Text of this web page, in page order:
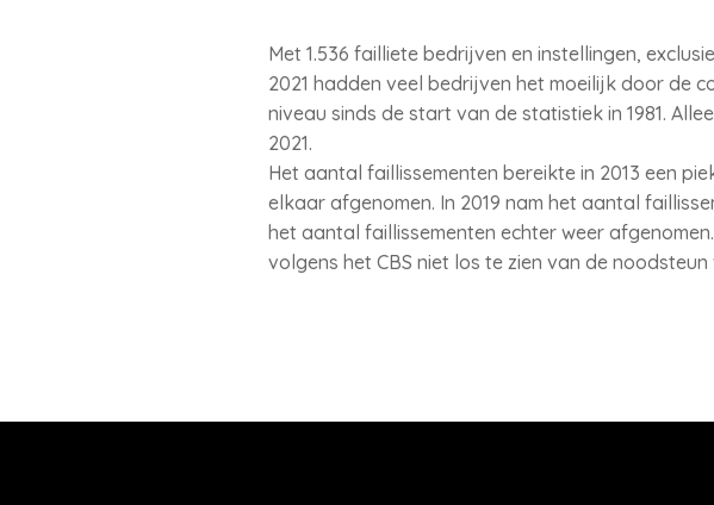
Met 1.536 failliete bedrijven en instellingen,
2021 hadden veel bedrijven het moeilijk door de
niveau sinds de start van de statistiek in 1981.
2021.
Het aantal faillissementen bereikte in 2013 een
elkaar afgenomen. In 2019 nam het aantal
het aantal faillissementen echter weer
volgens het CBS niet los te zien van de